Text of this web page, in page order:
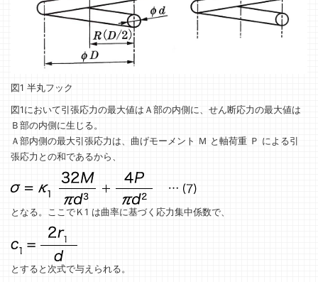
図1 半丸フック
図1において引張応力の最大値はＡ部の内側に、せん断応力の最大値は
Ｂ部の内側に生じる。
Ａ部内側の最大引張応力は、曲げモーメント Ｍ と軸荷重 Ｐ による引
張応力との和であるから、
となる。ここでＫ1 は曲率に基づく応力集中係数で、
とすると次式で与えられる。